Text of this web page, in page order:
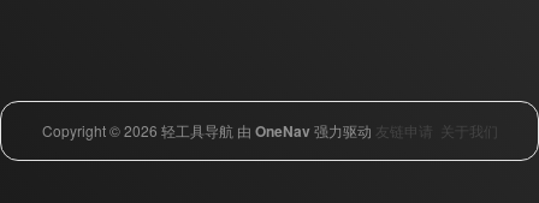
Copyright © 2026 轻工具导航 由 OneNav强力驱动 友链申请 关于我们